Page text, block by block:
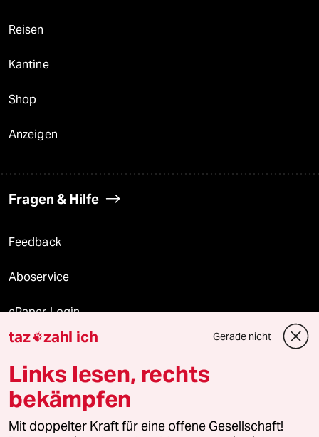
Reisen
Kantine
Shop
Anzeigen
Fragen & Hilfe
Feedback
Aboservice
ePaper Login
Downloads für Abonnierende
© 2026 taz Verlags und Vertriebs GmbH
Alle Rechte vorbehalten. Bei rechtlichen Fragen oder für Genehmigungen
taz zahl ich Gerade nicht
Links lesen, rechts
bekämpfen
Mit doppelter Kraft für eine offene Gesellschaft!